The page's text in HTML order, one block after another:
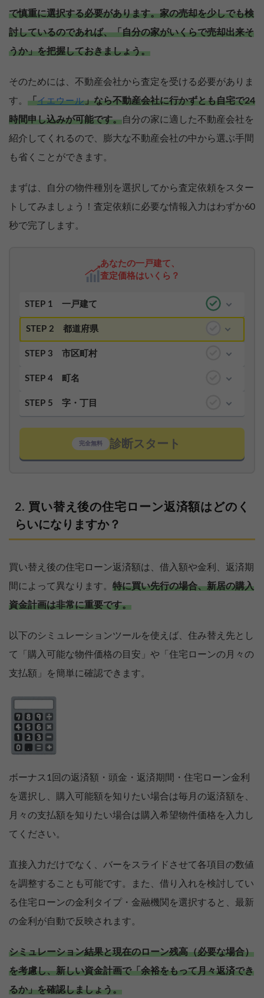
で慎重に選択する必要があります。家の売却を少しでも検
討しているのであれば、「自分の家がいくらで売却出来そ
うか」を把握しておきましょう。
そのためには、不動産会社から査定を受ける必要がありま
す。 「イエウール」なら不動産会社に行かずとも自宅で24
時間申し込みが可能です。自分の家に適した不動産会社を
紹介してくれるので、膨大な不動産会社の中から選ぶ手間
も省くことができます。
まずは、自分の物件種別を選択してから査定依頼をスター
トしてみましょう！査定依頼に必要な情報入力はわずか60
秒で完了します。
あなたの一戸建て、
査定価格はいくら？
STEP 1 一戸建て
STEP 2 都道府県
STEP 3 市区町村
STEP 4 町名
STEP 5 字・丁目
完全無料 診断スタート
買い替え後の住宅ローン返済額はどのく
らいになりますか？
買い替え後の住宅ローン返済額は、借入額や金利、返済期
間によって異なります。 特に買い先行の場合、新居の購入
資金計画は非常に重要です。
以下のシミュレーションツールを使えば、住み替え先とし
て「購入可能な物件価格の目安」や「住宅ローンの月々の
支払額」を簡単に確認できます。
ボーナス1回の返済額・頭金・返済期間・住宅ローン金利
を選択し、購入可能額を知りたい場合は毎月の返済額を、
月々の支払額を知りたい場合は購入希望物件価格を入力し
てください。
直接入力だけでなく、バーをスライドさせて各項目の数値
を調整することも可能です。また、借り入れを検討してい
る住宅ローンの金利タイプ・金融機関を選択すると、最新
の金利が自動で反映されます。
シミュレーション結果と現在のローン残高（必要な場合）
を考慮し、新しい資金計画で「余裕をもって月々返済でき
るか」を確認しましょう。